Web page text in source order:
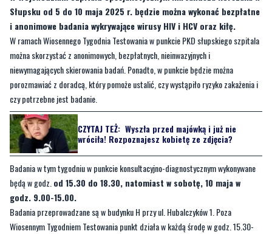
Słupsku od 5 do 10 maja 2025 r. będzie można wykonać bezpłatne
i anonimowe badania wykrywające wirusy HIV i HCV oraz kiłę.
W ramach Wiosennego Tygodnia Testowania w punkcie PKD słupskiego szpitala
można skorzystać z anonimowych, bezpłatnych, nieinwazyjnych i
niewymagających skierowania badań. Ponadto, w punkcie będzie można
porozmawiać z doradcą, który pomoże ustalić, czy wystąpiło ryzyko zakażenia i
czy potrzebne jest badanie.
CZYTAJ TEŻ: Wyszła przed majówką i już nie
wróciła! Rozpoznajesz kobietę ze zdjęcia?
Badania w tym tygodniu w punkcie konsultacyjno-diagnostycznym wykonywane
będą w godz.od 15.30 do 18.30, natomiast w sobotę, 10 maja w
godz. 9.00-15.00.
Badania przeprowadzane są w budynku H przy ul. Hubalczyków 1. Poza
Wiosennym Tygodniem Testowania punkt działa w każdą środę w godz. 15.30-